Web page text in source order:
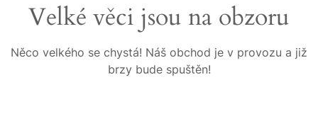
Velké věci jsou na obzoru
Něco velkého se chystá! Náš obchod je v provozu a již
brzy bude spuštěn!